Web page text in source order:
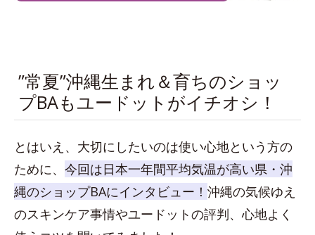
”常夏”沖縄生まれ＆育ちのショッ
プBAもユードットがイチオシ！
とはいえ、大切にしたいのは使い心地という方の
ために、 今回は日本一年間平均気温が高い県・沖
縄のショップBAにインタビュー！ 沖縄の気候ゆえ
のスキンケア事情やユードットの評判、心地よく